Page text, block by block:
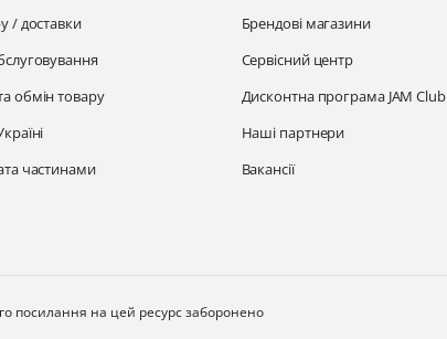
/ доставки
обмін товару
частинами
Брендові магазини
Сервісний центр
Дисконтна програма JAM Club
Наші партнери
Вакансії
посилання на цей ресурс заборонено